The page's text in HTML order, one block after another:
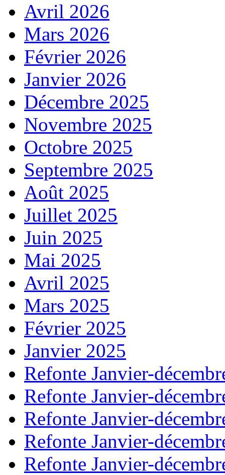
Avril 2026
Mars 2026
Février 2026
Janvier 2026
Décembre 2025
Novembre 2025
Octobre 2025
Septembre 2025
Août 2025
Juillet 2025
Juin 2025
Mai 2025
Avril 2025
Mars 2025
Février 2025
Janvier 2025
Refonte Janvier-
Refonte Janvier-
Refonte Janvier-
Refonte Janvier-
Refonte Janvier-